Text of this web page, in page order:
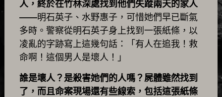
人，終於在竹林深處找到他們失蹤兩天的家人
——明石英子、水野惠子，可惜她們早已斷氣
多時。警察從明石英子身上找到一張紙條，以
凌亂的字跡寫上這幾句話：「有人在追我！救
命啊！這個男人是壞人！」
誰是壞人？是殺害她們的人嗎？屍體雖然找到
了，而且命案現場還有些線索，包括這張紙條